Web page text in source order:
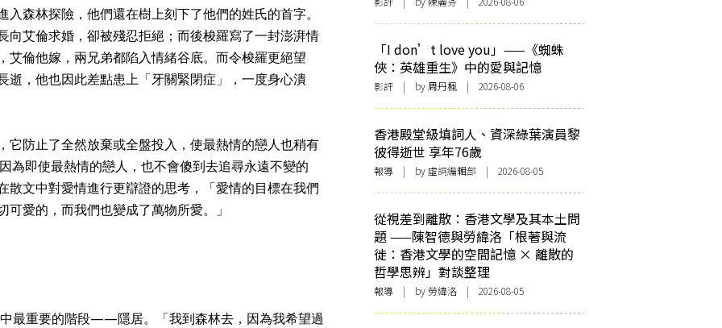
森林探險，他們還在樹上刻下了他們的姓氏的首字。
艾倫求婚，卻被殘忍拒絕；而後梭羅寫了一封澎湃情
艾倫他嫁，兩兄弟都陷入情緒谷底。而令梭羅更絕望
逝，他也因此差點患上「牙關緊閉症」，一度身心潰
它防止了全然放棄或全盤投入，使最熱情的戀人也稍有
即使最熱情的戀人，也不會傻到去追尋永遠不變的
散文中對愛情進行更辯證的思考，「愛情的目標在我們
愛的，而我們也變成了萬物所愛。」
最重要的階段——隱居。「我到森林去，因為我希望過
「I don’t love you」——《蜘蛛
俠：英雄重生》中的愛與記憶
影評 | by 周丹楓 | 2026-08-06
香港殿堂級填詞人、資深綠葉演員黎
彼得逝世 享年76歲
報導 | by 虛詞編輯部 | 2026-08-05
從視差到離散：香港文學及其本土問
題 ——陳智德與勞緯洛「根著與流
徙：香港文學的空間記憶 × 離散的
哲學思辨」對談整理
報導 | by 勞緯洛 | 2026-08-05